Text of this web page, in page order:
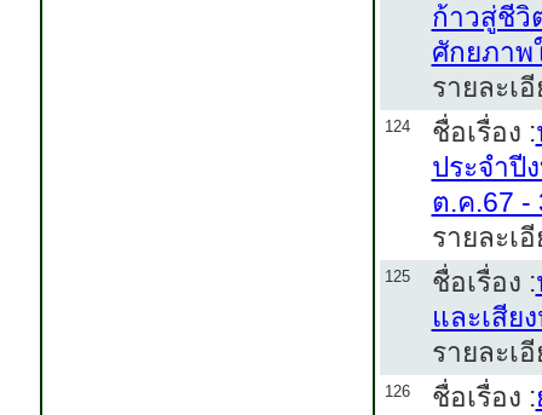
ก้าวสู่ชีวิ
ศักยภาพ
รายละเ
124 ชื่อเรื่อง :
ประจำปี
ต.ค.67 -
รายละเ
125 ชื่อเรื่อง :
และเสีย
รายละเ
126 ชื่อเรื่อง :